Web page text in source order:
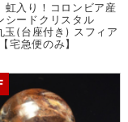
虹入り！コロンビア産
シードクリスタル
(台座付き) スフィア
宅急便のみ】